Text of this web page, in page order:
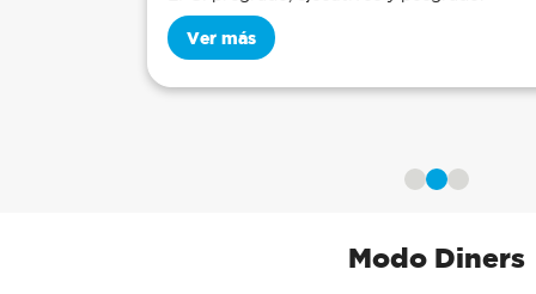
Ver
Modo Diners